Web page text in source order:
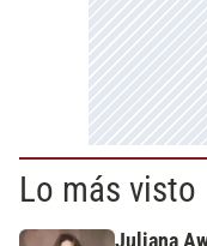
Lo más visto
Juliana